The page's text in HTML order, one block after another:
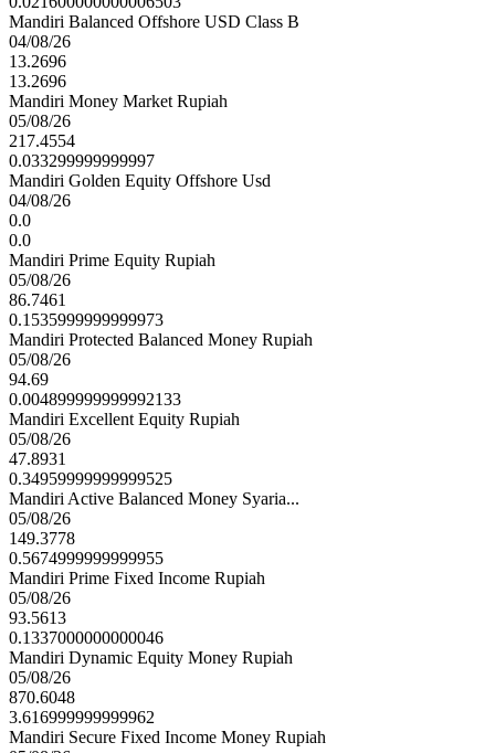
Mandiri Balanced Offshore USD Class B
04/08/26
13.2696
13.2696
Mandiri Money Market Rupiah
05/08/26
217.4554
0.033299999999997
Mandiri Golden Equity Offshore Usd
04/08/26
0.0
0.0
Mandiri Prime Equity Rupiah
05/08/26
86.7461
0.1535999999999973
Mandiri Protected Balanced Money Rupiah
05/08/26
94.69
0.004899999999992133
Mandiri Excellent Equity Rupiah
05/08/26
47.8931
0.34959999999999525
Mandiri Active Balanced Money Syaria...
05/08/26
149.3778
0.5674999999999955
Mandiri Prime Fixed Income Rupiah
05/08/26
93.5613
0.1337000000000046
Mandiri Dynamic Equity Money Rupiah
05/08/26
870.6048
3.616999999999962
Mandiri Secure Fixed Income Money Rupiah